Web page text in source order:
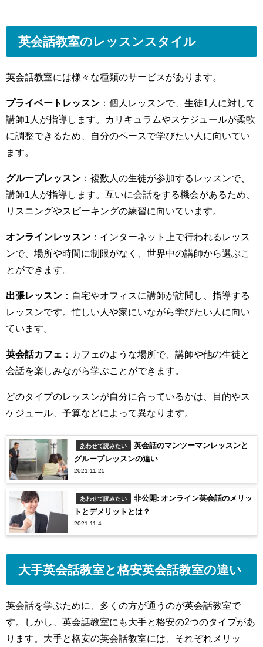
英会話教室のレッスンスタイル
英会話教室には様々な種類のサービスがあります。
プライベートレッスン ：個人レッスンで、生徒1人に対して
講師1人が指導します。カリキュラムやスケジュールが柔軟
に調整できるため、自分のペースで学びたい人に向いてい
ます。
グループレッスン ：複数人の生徒が参加するレッスンで、
講師1人が指導します。互いに会話をする機会があるため、
リスニングやスピーキングの練習に向いています。
オンラインレッスン ：インターネット上で行われるレッス
ンで、場所や時間に制限がなく、世界中の講師から選ぶこ
とができます。
出張レッスン ：自宅やオフィスに講師が訪問し、指導する
レッスンです。忙しい人や家にいながら学びたい人に向い
ています。
英会話カフェ ：カフェのような場所で、講師や他の生徒と
会話を楽しみながら学ぶことができます。
どのタイプのレッスンが自分に合っているかは、目的やス
ケジュール、予算などによって異なります。
あわせて読みたい
英会話のマンツーマンレッスンと
グループレッスンの違い
2021.11.25
あわせて読みたい
非公開: オンライン英会話のメリッ
トとデメリットとは？
2021.11.4
大手英会話教室と格安英会話教室の違い
英会話を学ぶために、多くの方が通うのが英会話教室で
す。しかし、英会話教室にも大手と格安の2つのタイプがあ
ります。大手と格安の英会話教室には、それぞれメリッ